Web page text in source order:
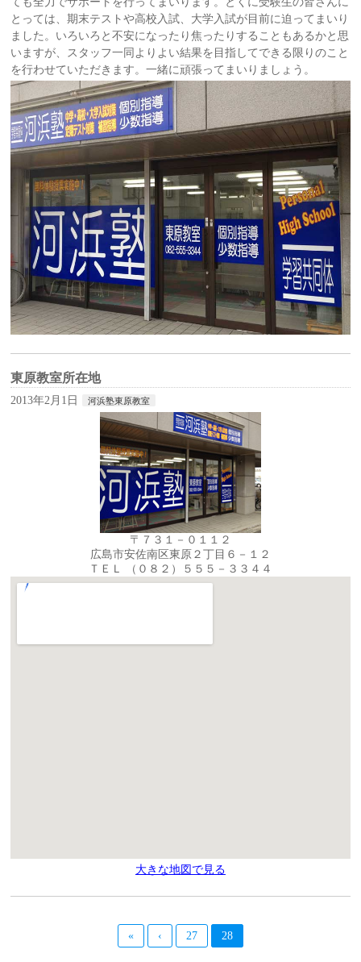
とっては、期末テストや高校入試、大学入試が目前に迫ってまいり
ました。いろいろと不安になったり焦ったりすることもあるかと思
いますが、スタッフ一同よりよい結果を目指してできる限りのこと
を行わせていただきます。一緒に頑張ってまいりましょう。
東原教室所在地
2013年2月1日 河浜塾東原教室
〒７３１－０１１２
広島市安佐南区東原２丁目６－１２
ＴＥＬ （０８２）５５５－３３４４
大きな地図で見る
« ‹ 27 28